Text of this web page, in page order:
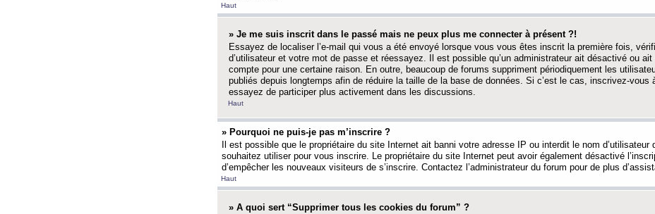
Haut
» Je me suis inscrit dans le passé mais ne peux plus me connecter à présent ?!
Essayez de localiser l’e-mail qui vous a été envoyé lorsque vous vous êtes inscrit la première fois,
d’utilisateur et votre mot de passe et réessayez. Il est possible qu’un administrateur ait désactivé ou
compte pour une certaine raison. En outre, beaucoup de forums suppriment périodiquement les
publiés depuis longtemps afin de réduire la taille de la base de données. Si c’est le cas, inscrivez-vous
essayez de participer plus activement dans les discussions.
Haut
» Pourquoi ne puis-je pas m’inscrire ?
Il est possible que le propriétaire du site Internet ait banni votre adresse IP ou interdit le nom d’utilisateur
souhaitez utiliser pour vous inscrire. Le propriétaire du site Internet peut avoir également désactivé
d’empêcher les nouveaux visiteurs de s’inscrire. Contactez l’administrateur du forum pour de plus
Haut
» A quoi sert “Supprimer tous les cookies du forum” ?